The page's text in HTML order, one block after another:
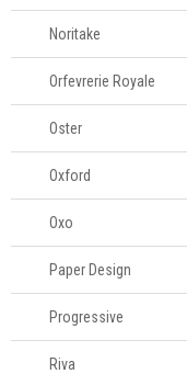
Noritake
Orfevrerie Royale
Oster
Oxford
Oxo
Paper Design
Progressive
Riva